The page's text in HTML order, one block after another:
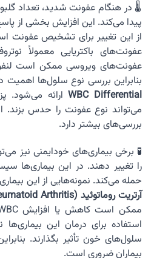
🌡️ در هنگام عفونت شدید، تعداد
پیدا می‌کند. این افزایش بخشی از
از این تغییر برای تشخیص عفونت
عفونت‌های باکتریایی معمولاً
عفونت‌های ویروسی ممکن است
بنابراین بررسی نوع سلول‌ها اهمیت
WBC Differentialارائه می‌شود.
می‌تواند نوع عفونت را حدس بزند.
بررسی‌های بیشتر دارد.
🧪 برخی بیماری‌های خودایمنی نیز
را تغییر دهند. در این بیماری‌ها
حمله می‌کند. نمونه‌هایی از این
آرتریت روماتوئید (Rheumatoid Arthritis)
استفاده برای درمان این
بیماران ضروری است.